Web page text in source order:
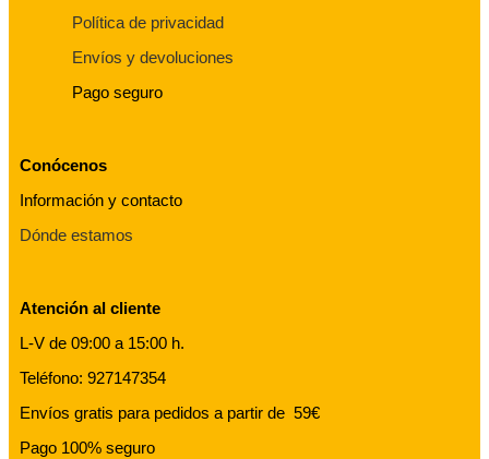
Política de privacidad
Envíos y devoluciones
Pago seguro
Conócenos
Información y contacto
Dónde estamos
Atención al cliente
L-V de 09:00 a 15:00 h.
Teléfono: 927147354
Envíos gratis para pedidos a partir de 59€
Pago 100% seguro